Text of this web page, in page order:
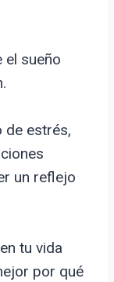
el sueño
de estrés,
un reflejo
tu vida
por qué